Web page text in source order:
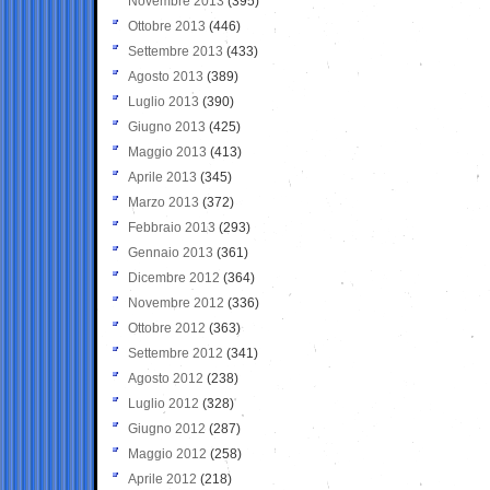
Ottobre 2013 (446)
Settembre 2013 (433)
Agosto 2013 (389)
Luglio 2013 (390)
Giugno 2013 (425)
Maggio 2013 (413)
Aprile 2013 (345)
Marzo 2013 (372)
Febbraio 2013 (293)
Gennaio 2013 (361)
Dicembre 2012 (364)
Novembre 2012 (336)
Ottobre 2012 (363)
Settembre 2012 (341)
Agosto 2012 (238)
Luglio 2012 (328)
Giugno 2012 (287)
Maggio 2012 (258)
Aprile 2012 (218)